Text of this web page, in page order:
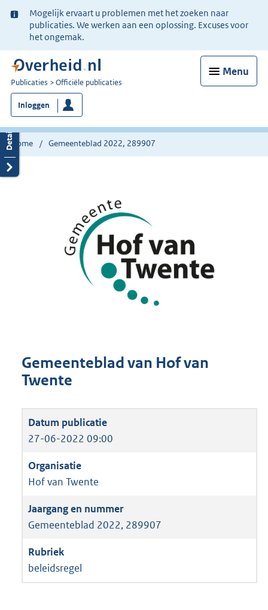
Ter
informatie:
Mogelijk ervaart u problemen met het zoeken naar
publicaties. We werken aan een oplossing. Excuses voor
het ongemak.
Menu
U
bent
nu
hier:
Publicaties Officiële publicaties
Inloggen
Home Gemeenteblad 2022, 289907
Gemeenteblad van Hof van
Twente
27-06-2022 09:00
Hof van Twente
Gemeenteblad 2022, 289907
beleidsregel